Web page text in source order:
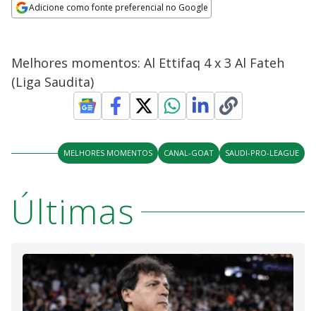
Adicione como fonte preferencial no Google
Melhores momentos: Al Ettifaq 4 x 3 Al Fateh
(Liga Saudita)
MELHORES MOMENTOS CANAL-GOAT SAUDI-PRO-LEAGUE
Últimas